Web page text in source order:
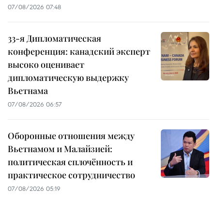
07/08/2026 07:48
33-я Дипломатическая
конференция: канадский эксперт
высоко оценивает
дипломатическую выдержку
Вьетнама
07/08/2026 06:57
Оборонные отношения между
Вьетнамом и Малайзией:
политическая сплочённость и
практическое сотрудничество
07/08/2026 05:19